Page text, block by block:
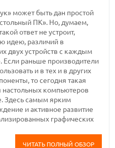
может быть дан простой
ПК». Но, думаем,
ответ не устроит,
идею, различий в
двух устройств с каждым
Если раньше производители
и в тех и в других
то сегодня такая
настольных компьютеров
Здесь самым ярким
и активное развитие
графических
ЧИТАТЬ ПОЛНЫЙ ОБЗОР